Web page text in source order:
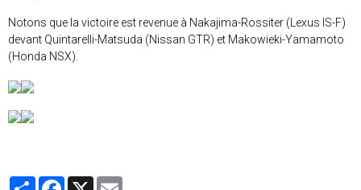
Notons que la victoire est revenue à Nakajima-Rossiter (Lexus IS-F)
devant Quintarelli-Matsuda (Nissan GTR) et Makowieki-Yamamoto
(Honda NSX).
PartagerFacebook
X